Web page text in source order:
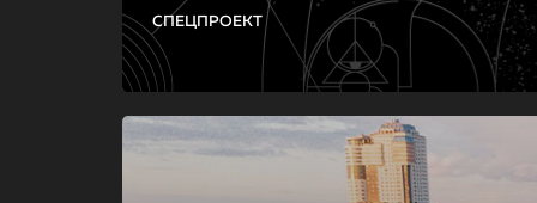
СПЕЦПРОЕКТ